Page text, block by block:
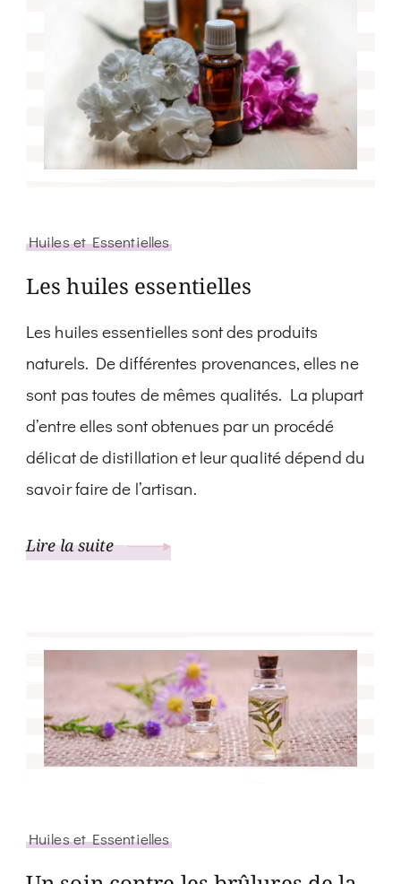
Huiles et Essentielles
Les huiles essentielles
Les huiles essentielles sont des produits
naturels. De différentes provenances, elles ne
sont pas toutes de mêmes qualités. La plupart
d’entre elles sont obtenues par un procédé
délicat de distillation et leur qualité dépend du
savoir faire de l’artisan.
Lire la suite
Huiles et Essentielles